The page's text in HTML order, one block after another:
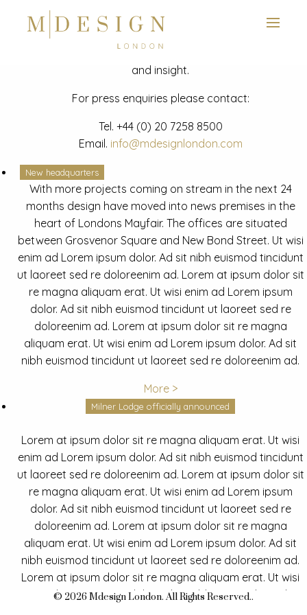
News
Latest mdesign development project and advisory news
and insight.
For press enquiries please contact:
Tel. +44 (0) 20 7258 8500
Email. info@mdesignlondon.com
New headquarters
With more projects coming on stream in the next 24
months design have moved into news premises in the
heart of Londons Mayfair. The offices are situated
between Grosvenor Square and New Bond Street. Ut wisi
enim ad Lorem ipsum dolor. Ad sit nibh euismod tincidunt
ut laoreet sed re doloreenim ad. Lorem at ipsum dolor sit
re magna aliquam erat. Ut wisi enim ad Lorem ipsum
dolor. Ad sit nibh euismod tincidunt ut laoreet sed re
doloreenim ad. Lorem at ipsum dolor sit re magna
aliquam erat. Ut wisi enim ad Lorem ipsum dolor. Ad sit
nibh euismod tincidunt ut laoreet sed re doloreenim ad.
More >
Milner Lodge officially announced
Lorem at ipsum dolor sit re magna aliquam erat. Ut wisi
enim ad Lorem ipsum dolor. Ad sit nibh euismod tincidunt
ut laoreet sed re doloreenim ad. Lorem at ipsum dolor sit
re magna aliquam erat. Ut wisi enim ad Lorem ipsum
dolor. Ad sit nibh euismod tincidunt ut laoreet sed re
doloreenim ad. Lorem at ipsum dolor sit re magna
aliquam erat. Ut wisi enim ad Lorem ipsum dolor. Ad sit
nibh euismod tincidunt ut laoreet sed re doloreenim ad.
Lorem at ipsum dolor sit re magna aliquam erat. Ut wisi
enim ad Lorem ipsum dolor. Ad sit nibh euismod tincidunt
© 2026 Mdesign London. All Rights Reserved..